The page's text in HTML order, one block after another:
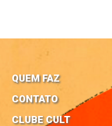
QUEM FAZ
CONTATO
CLUBE CULT